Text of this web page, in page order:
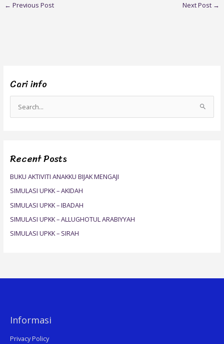
Cari info
e
c
o
r
:
Recent Posts
BUKU AKTIVITI ANAKKU BIJAK MENGAJI
SIMULASI UPKK – AKIDAH
SIMULASI UPKK – IBADAH
SIMULASI UPKK – ALLUGHOTUL ARABIYYAH
SIMULASI UPKK – SIRAH
← Previous Post Next Post →
Informasi
Privacy Policy